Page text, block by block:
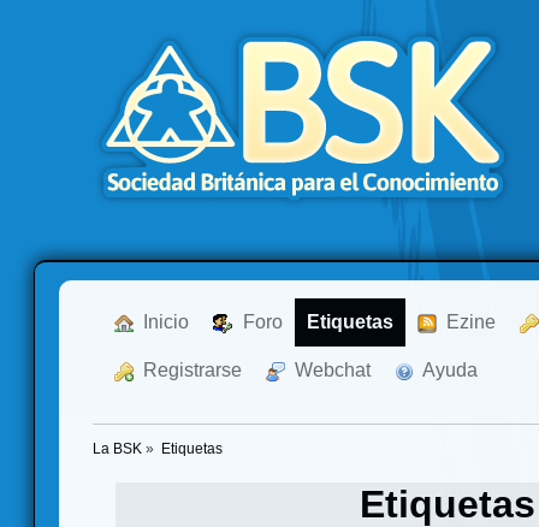
Inicio Foro Etiquetas Ezine
Registrarse Webchat Ayuda
La BSK » Etiquetas